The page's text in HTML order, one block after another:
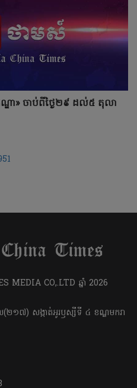
ឌា» ចាប់ពីថ្ងៃ២៩ ដល់៥ តុលា
MEDIA CO,.LTD ឆ្នាំ​ 2026
១៧) សង្កាត់អូរឫស្សីទី ៤ ខណ្ឌមករា